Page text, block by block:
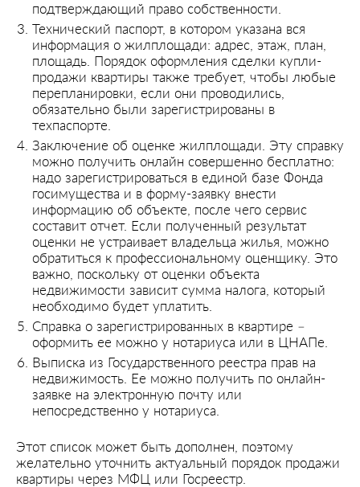
подтверждающий право собственности.
Технический паспорт, в котором указана вся
информация о жилплощади: адрес, этаж, план,
площадь. Порядок оформления сделки купли-
продажи квартиры также требует, чтобы любые
перепланировки, если они проводились,
обязательно были зарегистрированы в
техпаспорте.
Заключение об оценке жилплощади. Эту справку
можно получить онлайн совершенно бесплатно:
надо зарегистрироваться в единой базе Фонда
госимущества и в форму-заявку внести
информацию об объекте, после чего сервис
составит отчет. Если полученный результат
оценки не устраивает владельца жилья, можно
обратиться к профессиональному оценщику. Это
важно, поскольку от оценки объекта
недвижимости зависит сумма налога, который
необходимо будет уплатить.
Справка о зарегистрированных в квартире –
оформить ее можно у нотариуса или в ЦНАПе.
Выписка из Государственного реестра прав на
недвижимость. Ее можно получить по онлайн-
заявке на электронную почту или
непосредственно у нотариуса.
Этот список может быть дополнен, поэтому
желательно уточнить актуальный порядок продажи
квартиры через МФЦ или Госреестр.